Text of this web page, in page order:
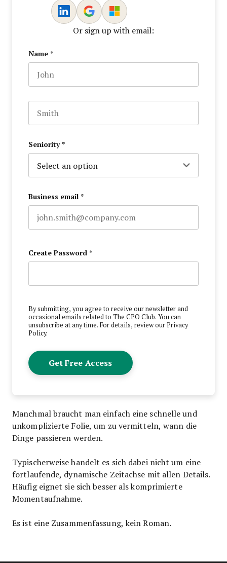
Or sign up with email:
Name*
First name
Last name
Seniority*
Business email*
Create Password*
By submitting, you agree to receive our newsletter and
occasional emails related to The CPO Club. You can
unsubscribe at any time. For details, review ourPrivacy
Policy.
Manchmal braucht man einfach eine schnelle und
unkomplizierte Folie, um zu vermitteln, wann die
Dinge passieren werden.
Typischerweise handelt es sich dabei nicht um eine
fortlaufende, dynamische Zeitachse mit allen Details.
Häufig eignet sie sich besser als komprimierte
Momentaufnahme.
Es ist eine Zusammenfassung, kein Roman.